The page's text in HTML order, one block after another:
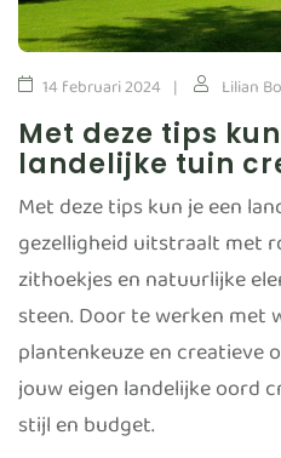
14 februari 2024 Lilian
Met deze tips
landelijke tuin
Met deze tips kun je een
gezelligheid uitstraalt met
zithoekjes en natuurlijke
steen. Door te werken met
plantenkeuze en creatieve
jouw eigen landelijke oord
stijl en budget.